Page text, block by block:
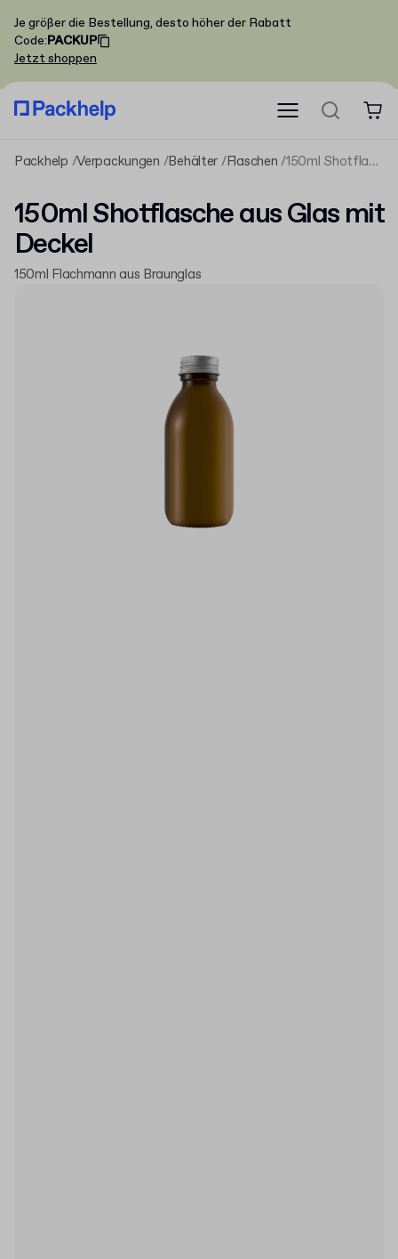
Je größer die Bestellung, desto höher der Rabatt
Code:PACKUP
Jetzt shoppen
Packhelp Verpackungen Behälter Flaschen 150ml Shotflasche aus Glas mit Deckel
150ml Shotflasche aus Glas mit
Deckel
150ml Flachmann aus Braunglas